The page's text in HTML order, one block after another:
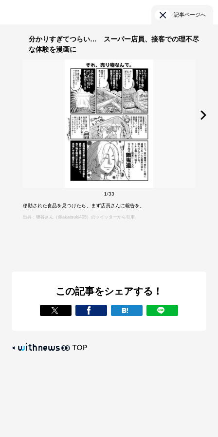
記事ページへ
分かりすぎてつらい… スーパー店員、接客での理不尽
な体験を漫画に
1/33
移動された食品を見つけたら、まず店員さんに報告を。
出典：狸谷さん（@akatsuki405）のツイッターから引用
この記事をシェアする！